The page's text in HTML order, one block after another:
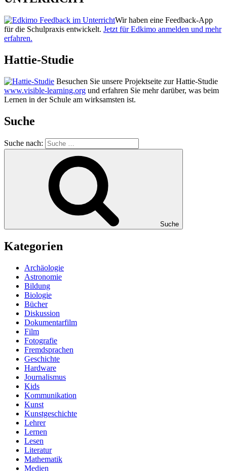
Wir haben eine Feedback-App
für die Schulpraxis entwickelt. Jetzt für Edkimo anmelden und mehr
erfahren.
Hattie-Studie
Besuchen Sie unsere Projektseite zur Hattie-Studie
www.visible-learning.org und erfahren Sie mehr darüber, was beim
Lernen in der Schule am wirksamsten ist.
Suche
Suche nach:
Suche
Kategorien
Archäologie
Astronomie
Bildung
Biologie
Bücher
Diskussion
Dokumentarfilm
Film
Fotografie
Fremdsprachen
Geschichte
Hardware
Journalismus
Kids
Kommunikation
Kunst
Kunstgeschichte
Lehrer
Lernen
Lesen
Literatur
Mathematik
Medien